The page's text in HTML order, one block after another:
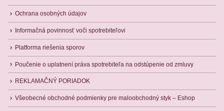
Ochrana osobných údajov
Informačná povinnosť voči spotrebiteľovi
Platforma riešenia sporov
Poučenie o uplatnení práva spotrebiteľa na odstúpenie od zmluvy
REKLAMAČNÝ PORIADOK
Všeobecné obchodné podmienky pre maloobchodný styk – Eshop